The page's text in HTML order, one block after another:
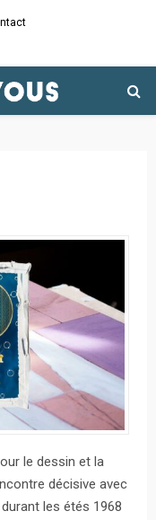
le dessin et la
décisive avec
les étés 1968